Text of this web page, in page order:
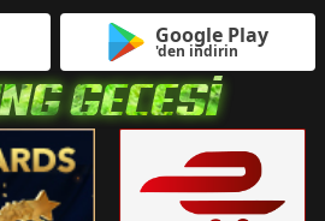
Google Play
'den indirin